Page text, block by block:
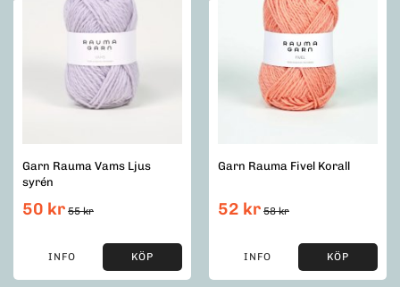
Garn Rauma Vams Ljus
syrén
50 kr 55 kr
INFO KÖP
Garn Rauma Fivel Korall
52 kr 58 kr
INFO KÖP